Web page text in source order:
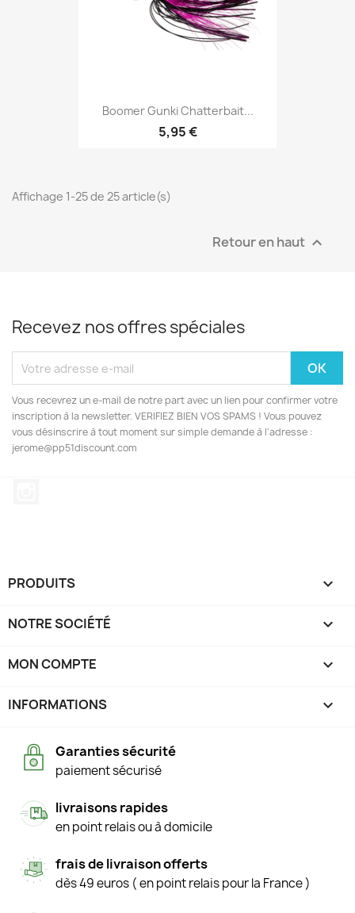
Boomer Gunki Chatterbait...
5,95 €
Affichage 1-25 de 25 article(s)
Retour en haut 
Recevez nos offres spéciales
Vous recevrez un e-mail de notre part avec un lien pour confirmer votre
inscription à la newsletter. VERIFIEZ BIEN VOS SPAMS ! Vous pouvez
vous désinscrire à tout moment sur simple demande à l'adresse :
jerome@pp51discount.com
PRODUITS 
NOTRE SOCIÉTÉ 
MON COMPTE 
INFORMATIONS keyboard_arrow_down
Garanties sécurité
paiement sécurisé
livraisons rapides
en point relais ou à domicile
frais de livraison offerts
dès 49 euros ( en point relais pour la France )